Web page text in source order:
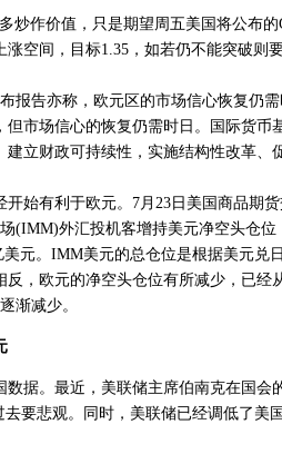
作价值，只是期望周五美国将公布的
空间，目标1.35，如若仍不能突破则
告亦称，欧元区的市场信心恢复仍需
但市场信心的恢复仍需时日。国际货币
立财政可持续性，实施结构性改革、
有利于欧元。7月23日美国商品期货
(IMM)外汇投机客增持美元净空头仓
元。IMM美元的总仓位是根据美元兑
，欧元的净空头仓位有所减少，已经
渐减少。
。最近，美联储主席伯南克在国会
要悲观。同时，美联储已经调低了美